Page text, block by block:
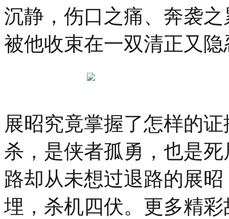
沉静，伤口之痛、奔袭
被他收束在一双清正又
展昭究竟掌握了怎样的
杀，是侠者孤勇，也是
路却从未想过退路的展
埋，杀机四伏。更多精